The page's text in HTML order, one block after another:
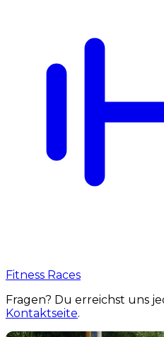
Fitness Races
Fragen? Du erreichst uns
Kontaktseite.